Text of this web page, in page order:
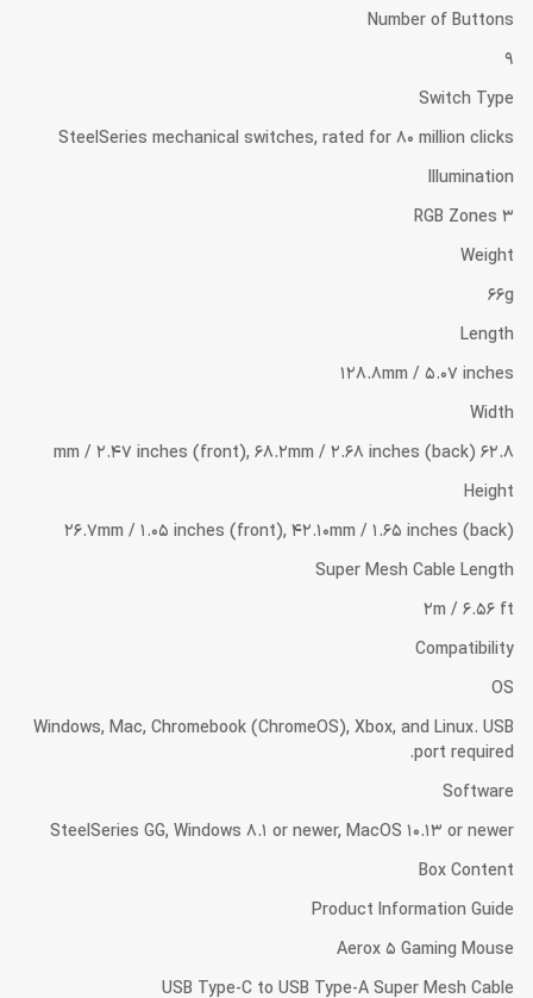
Number of Buttons
9
Switch Type
SteelSeries mechanical switches, rated for 80 million clicks
Illumination
3 RGB Zones
Weight
66g
Length
128.8mm / 5.07 inches
Width
62.8 mm / 2.47 inches (front), 68.2mm / 2.68 inches (back)
Height
26.7mm / 1.05 inches (front), 42.10mm / 1.65 inches (back)
Super Mesh Cable Length
2m / 6.56 ft
Compatibility
OS
Windows, Mac, Chromebook (ChromeOS), Xbox, and Linux. USB
port required.
Software
SteelSeries GG, Windows 8.1 or newer, MacOS 10.13 or newer
Box Content
Product Information Guide
Aerox 5 Gaming Mouse
USB Type-C to USB Type-A Super Mesh Cable